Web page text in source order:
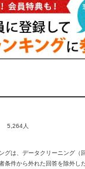
5,264人
グは、データクリーニング（
条件から外れた回答を除外し